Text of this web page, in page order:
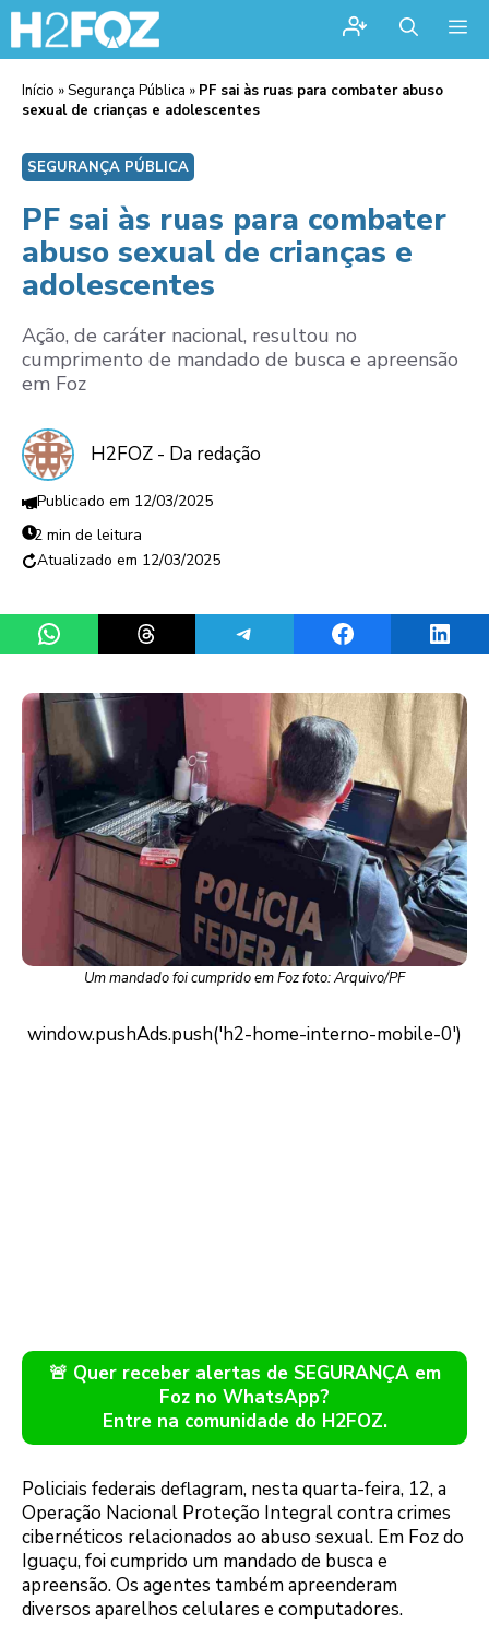
Início »Segurança Pública » PF sai às ruas para combater abuso
sexual de crianças e adolescentes
SEGURANÇA PÚBLICA
PF sai às ruas para combater
abuso sexual de crianças e
adolescentes
Ação, de caráter nacional, resultou no
cumprimento de mandado de busca e apreensão
em Foz
H2FOZ - Da redação
12/03/2025
2 min de leitura
12/03/2025
Share on WhatsAppShare on ThreadsShare on TelegramShare on Facebook
Um mandado foi cumprido em Foz foto: Arquivo/PF
🚨 Quer receber alertas de SEGURANÇA em
Foz no WhatsApp?
Entre na comunidade do H2FOZ.
Policiais federais deflagram, nesta quarta-feira, 12, a
Operação Nacional Proteção Integral contra crimes
cibernéticos relacionados ao abuso sexual. Em Foz do
Iguaçu, foi cumprido um mandado de busca e
apreensão. Os agentes também apreenderam
diversos aparelhos celulares e computadores.